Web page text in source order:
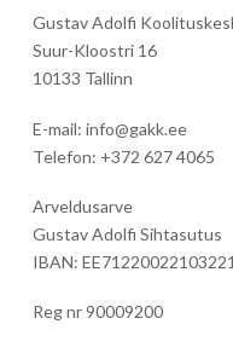
Gustav Adolfi
Suur-Kloostri 16
10133 Tallinn
E-mail: info@gakk.ee
Telefon: +372 627 4065
Arveldusarve
Gustav Adolfi Sihtasutus
IBAN:
Reg nr 90009200